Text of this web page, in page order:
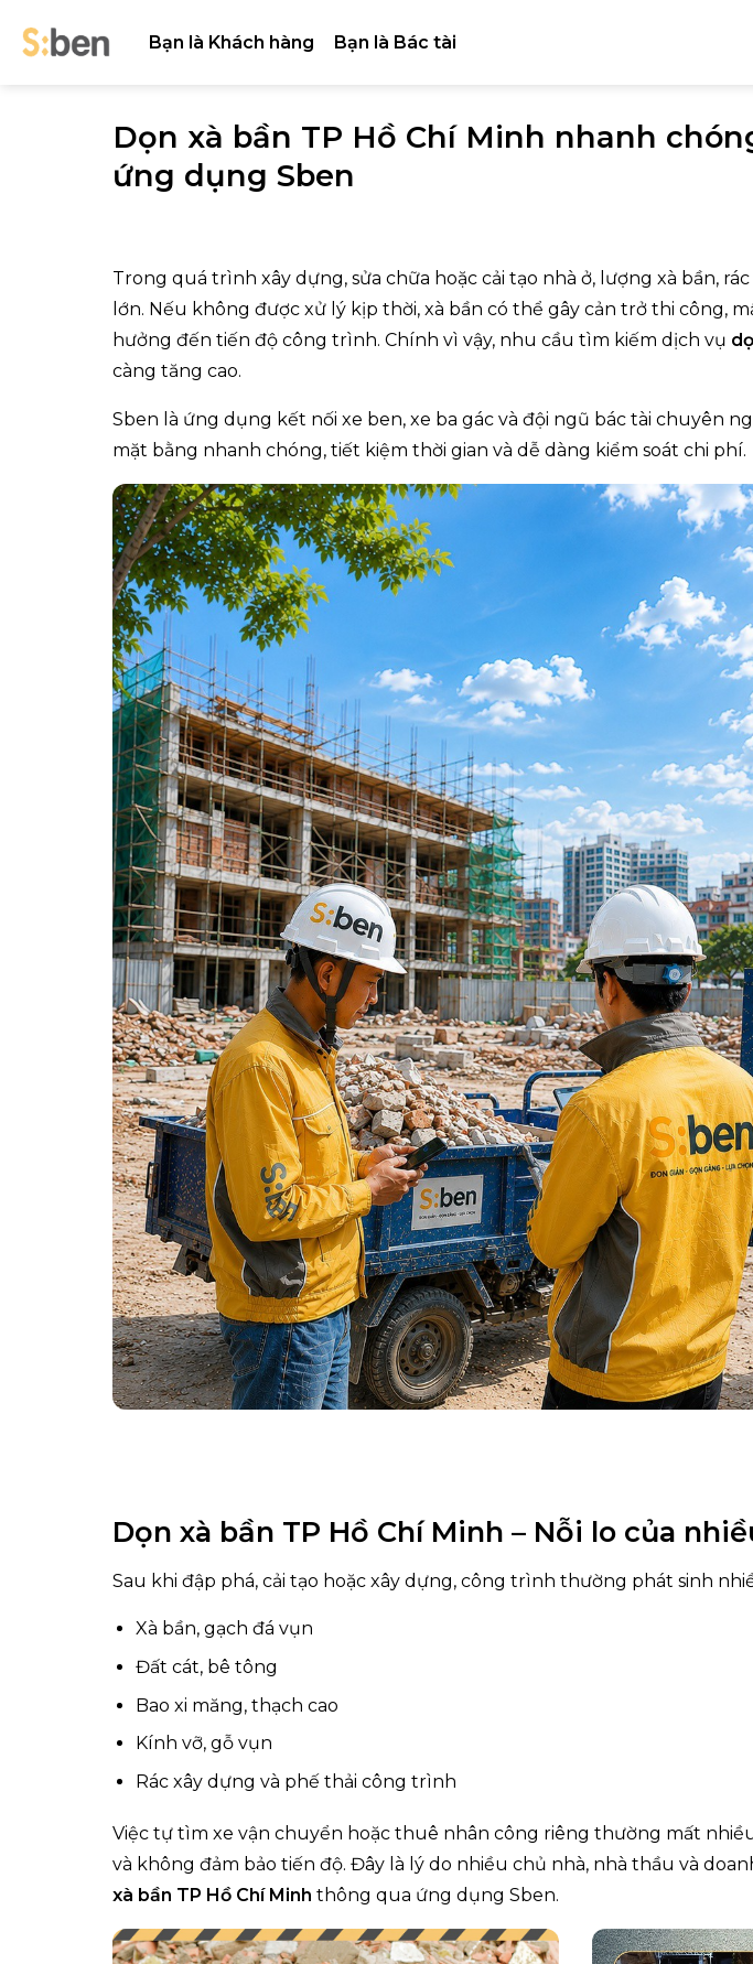
Bạn là Khách hàng Bạn là Bác tài
Dọn xà bần TP Hồ Chí Minh nhanh
ứng dụng Sben
Trong quá trình xây dựng, sửa chữa hoặc cải tạo nhà ở, lượng xà bần,
lớn. Nếu không được xử lý kịp thời, xà bần có thể gây cản trở thi công,
hưởng đến tiến độ công trình. Chính vì vậy, nhu cầu tìm kiếm dịch vụ
càng tăng cao.
Sben là ứng dụng kết nối xe ben, xe ba gác và đội ngũ bác tài chuyên
mặt bằng nhanh chóng, tiết kiệm thời gian và dễ dàng kiểm soát chi phí.
Dọn xà bần TP Hồ Chí Minh – Nỗi lo của
Sau khi đập phá, cải tạo hoặc xây dựng, công trình thường phát sinh
Xà bần, gạch đá vụn
Đất cát, bê tông
Bao xi măng, thạch cao
Kính vỡ, gỗ vụn
Rác xây dựng và phế thải công trình
Việc tự tìm xe vận chuyển hoặc thuê nhân công riêng thường mất
và không đảm bảo tiến độ. Đây là lý do nhiều chủ nhà, nhà thầu và
xà bần TP Hồ Chí Minh thông qua ứng dụng Sben.